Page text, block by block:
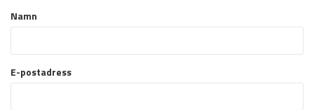
Namn
E-postadress